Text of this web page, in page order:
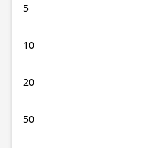
5
10
20
50